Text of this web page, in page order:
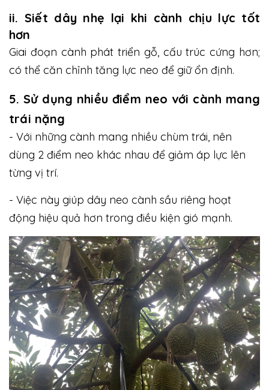
ii. Siết dây nhẹ lại khi cành chịu lực tốt
hơn
Giai đoạn cành phát triển gỗ, cấu trúc cứng hơn;
có thể căn chỉnh tăng lực neo để giữ ổn định.
5. Sử dụng nhiều điểm neo với cành mang
trái nặng
- Với những cành mang nhiều chùm trái, nên
dùng 2 điểm neo khác nhau để giảm áp lực lên
từng vị trí.
- Việc này giúp dây neo cành sầu riêng hoạt
động hiệu quả hơn trong điều kiện gió mạnh.